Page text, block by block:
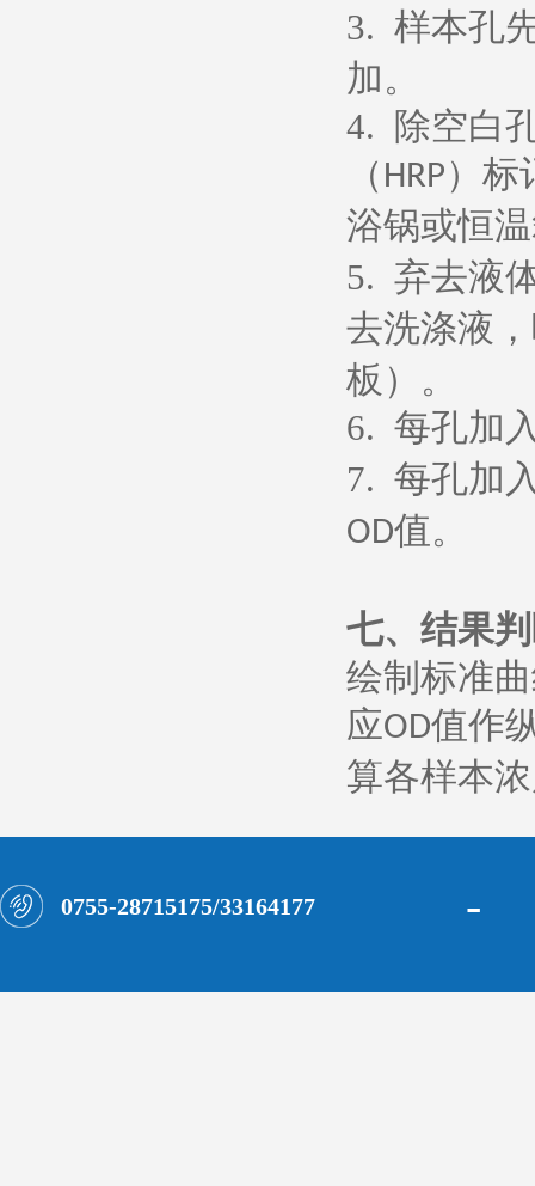
3. 样本孔
加。
4. 除空白
（ HRP）标
浴锅或恒
5. 弃去液
去洗涤液
板）。
6. 每孔加
7. 每孔加
OD值。
七、 结果
绘制标准
应OD值作
算各样本
0755-28715175/33164177 -